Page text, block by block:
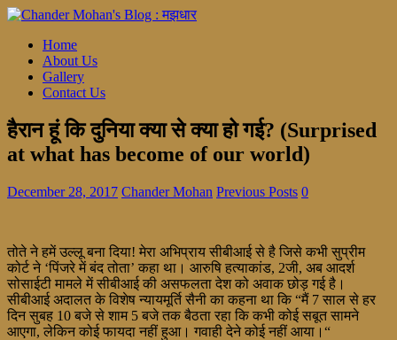
Home
About Us
Gallery
Contact Us
हैरान हूं कि दुनिया क्या से क्या हो गई? (Surprised
at what has become of our world)
December 28, 2017 Chander Mohan Previous Posts 0
तोते ने हमें उल्लू बना दिया! मेरा अभिप्राय सीबीआई से है जिसे कभी सुप्रीम
कोर्ट ने ‘पिंजरे में बंद तोता’ कहा था। आरुषि हत्याकांड, 2जी, अब आदर्श
सोसाईटी मामले में सीबीआई की असफलता देश को अवाक छोड़ गई है।
सीबीआई अदालत के विशेष न्यायमूर्ति सैनी का कहना था कि “मैं 7 साल से हर
दिन सुबह 10 बजे से शाम 5 बजे तक बैठता रहा कि कभी कोई सबूत सामने
आएगा, लेकिन कोई फायदा नहीं हुआ। गवाही देने कोई नहीं आया।“